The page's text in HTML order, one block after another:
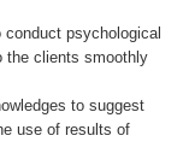
psychological
the clients smoothly
to suggest
use of results of